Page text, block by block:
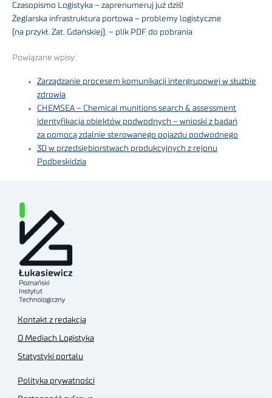
Czasopismo Logistyka – zaprenumeruj już dziś!
Żeglarska infrastruktura portowa – problemy logistyczne
(na przykł. Zat. Gdańskiej). – plik PDF do pobrania
Powiązane wpisy:
Zarządzanie procesem komunikacji intergrupowej w służbie
zdrowia
CHEMSEA – Chemical munitions search & assessment
identyfikacja obiektów podwodnych – wnioski z badań
za pomocą zdalnie sterowanego pojazdu podwodnego
3D w przedsiębiorstwach produkcyjnych z rejonu
Podbeskidzia
Kontakt z redakcją
O Mediach Logistyka
Statystyki portalu
Polityka prywatności